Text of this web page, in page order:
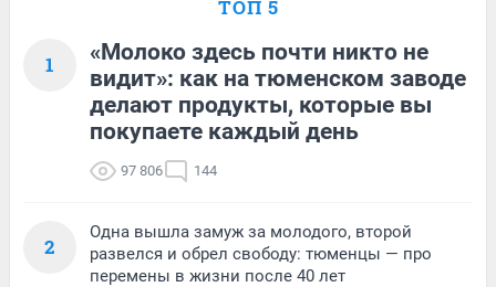
ТОП 5
1
«Молоко здесь почти никто не
видит»: как на тюменском заводе
делают продукты, которые вы
покупаете каждый день
97 806 144
2
Одна вышла замуж за молодого, второй
развелся и обрел свободу: тюменцы — про
перемены в жизни после 40 лет